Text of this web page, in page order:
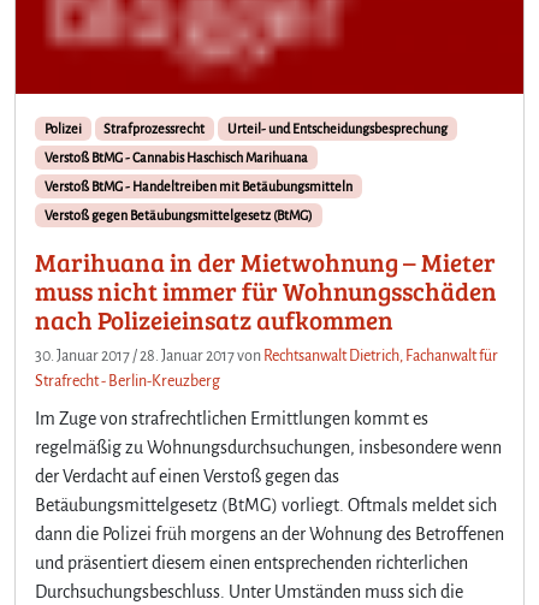
Polizei Strafprozessrecht
Urteil- und Entscheidungsbesprechung
Verstoß BtMG - Cannabis Haschisch Marihuana
Verstoß BtMG - Handeltreiben mit Betäubungsmitteln
Verstoß gegen Betäubungsmittelgesetz (BtMG)
Marihuana in der Mietwohnung – Mieter
muss nicht immer für Wohnungsschäden
nach Polizeieinsatz aufkommen
30. Januar 2017 /28. Januar 2017von Rechtsanwalt Dietrich, Fachanwalt für
Strafrecht - Berlin-Kreuzberg
Im Zuge von strafrechtlichen Ermittlungen kommt es
regelmäßig zu Wohnungsdurchsuchungen, insbesondere wenn
der Verdacht auf einen Verstoß gegen das
Betäubungsmittelgesetz (BtMG) vorliegt. Oftmals meldet sich
dann die Polizei früh morgens an der Wohnung des Betroffenen
und präsentiert diesem einen entsprechenden richterlichen
Durchsuchungsbeschluss. Unter Umständen muss sich die